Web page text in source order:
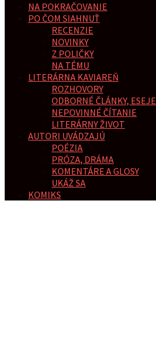
NA POKRAČOVANIE
PO ČOM SIAHNUŤ
RECENZIE
NOVINKY
Z POLIČKY
NA TÉMU
LITERÁRNA KAVIAREŇ
ROZHOVORY
ODBORNÉ ČLÁNKY, ESEJE
NEPOVINNÉ ČÍTANIE
LITERÁRNY ŽIVOT
AUTORI UVÁDZAJÚ
POÉZIA
PRÓZA, DRÁMA
KOMENTÁRE A GLOSY
UKÁŽ SA
KOMIKS